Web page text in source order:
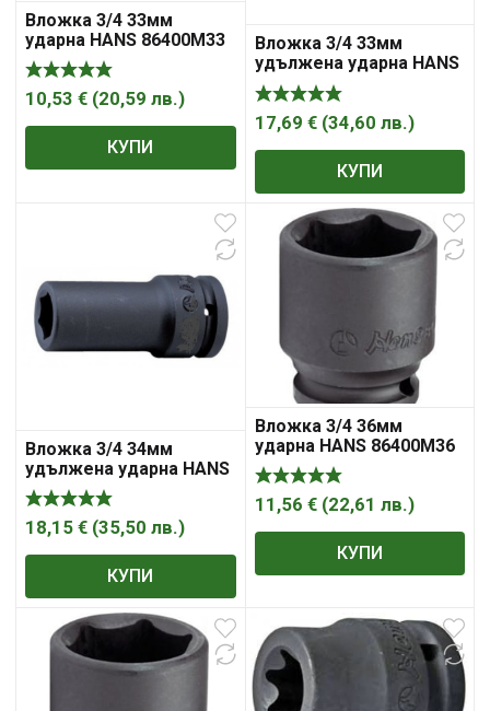
Вложка 3/4 33мм
ударна HANS 86400М33
10,53 € (20,59 лв.)
КУПИ
Вложка 3/4 33мм
удължена ударна HANS
86300М33
17,69 € (34,60 лв.)
КУПИ
Вложка 3/4 34мм
удължена ударна HANS
86300М34
18,15 € (35,50 лв.)
КУПИ
Вложка 3/4 36мм
ударна HANS 86400М36
11,56 € (22,61 лв.)
КУПИ